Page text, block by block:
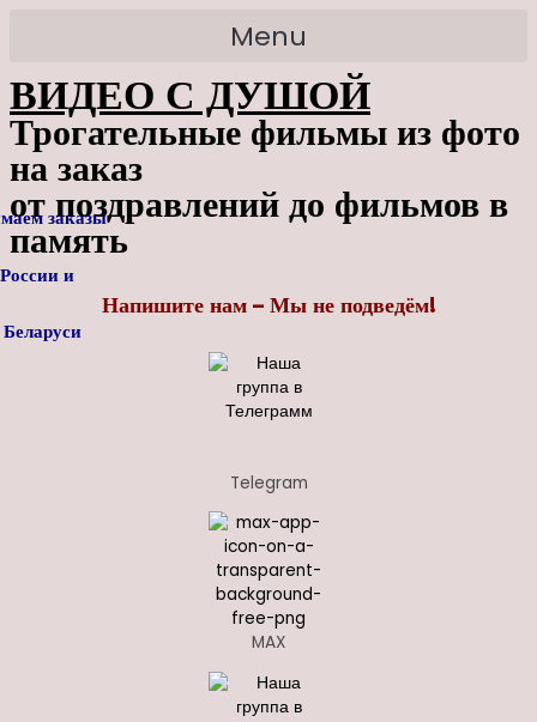
Menu
ВИДЕО С ДУШОЙ
Трогательные фильмы из фото
на заказ
от поздравлений до фильмов в
память
заказы
и
Напишите нам – Мы не подведём!
Telegram
MAX